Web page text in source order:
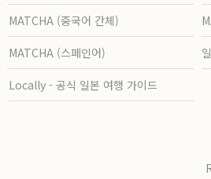
MATCHA (중국어 간체)
MATCHA (스페인어)
Locally - 공식 일본 여행 가이드